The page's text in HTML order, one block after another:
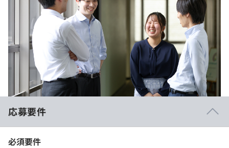
応募要件
必須要件